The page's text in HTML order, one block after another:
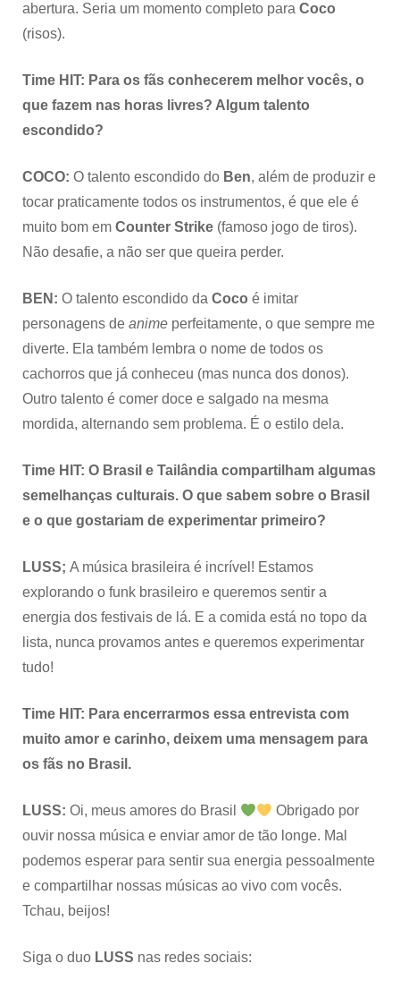
abertura. Seria um momento completo para Coco
(risos).
Time HIT: Para os fãs conhecerem melhor vocês, o
que fazem nas horas livres? Algum talento
escondido?
COCO: O talento escondido do Ben, além de produzir e
tocar praticamente todos os instrumentos, é que ele é
muito bom em Counter Strike (famoso jogo de tiros).
Não desafie, a não ser que queira perder.
BEN: O talento escondido da Coco é imitar
personagens de anime perfeitamente, o que sempre me
diverte. Ela também lembra o nome de todos os
cachorros que já conheceu (mas nunca dos donos).
Outro talento é comer doce e salgado na mesma
mordida, alternando sem problema. É o estilo dela.
Time HIT: O Brasil e Tailândia compartilham algumas
semelhanças culturais. O que sabem sobre o Brasil
e o que gostariam de experimentar primeiro?
LUSS; A música brasileira é incrível! Estamos
explorando o funk brasileiro e queremos sentir a
energia dos festivais de lá. E a comida está no topo da
lista, nunca provamos antes e queremos experimentar
tudo!
Time HIT: Para encerrarmos essa entrevista com
muito amor e carinho, deixem uma mensagem para
os fãs no Brasil.
LUSS: Oi, meus amores do Brasil
Obrigado por
ouvir nossa música e enviar amor de tão longe. Mal
podemos esperar para sentir sua energia pessoalmente
e compartilhar nossas músicas ao vivo com vocês.
Tchau, beijos!
Siga o duo LUSS nas redes sociais: